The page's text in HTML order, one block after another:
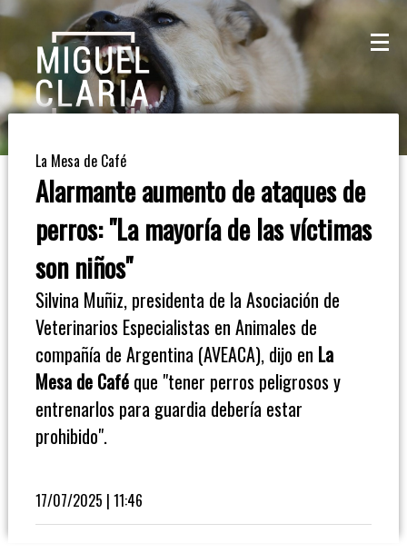
La
Mesa
De
Café
Columna
Opinión
Radioinforme
Fútbol
Biblioteca
La Mesa de Café
Alarmante aumento de ataques de
perros: "La mayoría de las víctimas
son niños"
Silvina Muñiz, presidenta de la Asociación de
Veterinarios Especialistas en Animales de
compañía de Argentina (AVEACA), dijo en La
Mesa de Caféque "tener perros peligrosos y
entrenarlos para guardia debería estar
prohibido".
17/07/2025 | 11:46